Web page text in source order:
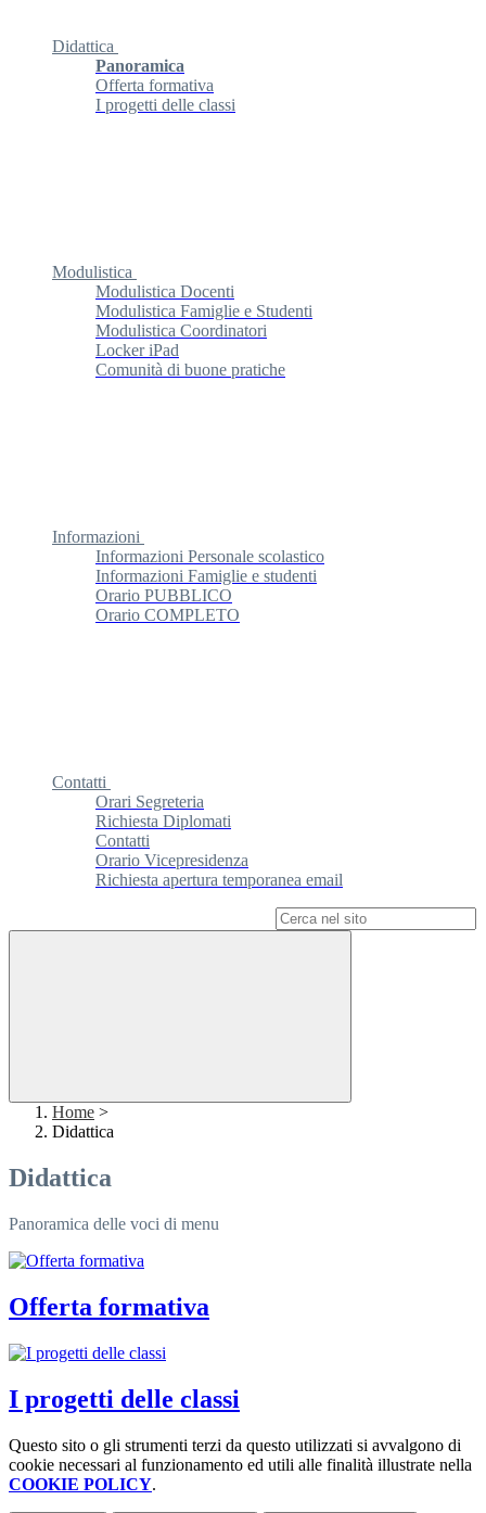
Didattica
Panoramica
Offerta formativa
I progetti delle classi
Modulistica
Modulistica Docenti
Modulistica Famiglie e Studenti
Modulistica Coordinatori
Locker iPad
Comunità di buone pratiche
Informazioni
Informazioni Personale scolastico
Informazioni Famiglie e studenti
Orario PUBBLICO
Orario COMPLETO
Contatti
Orari Segreteria
Richiesta Diplomati
Contatti
Orario Vicepresidenza
Richiesta apertura temporanea email
Home >
Didattica
Didattica
Panoramica delle voci di menu
Offerta formativa
I progetti delle classi
Questo sito o gli strumenti terzi da questo utilizzati si avvalgono di
cookie necessari al funzionamento ed utili alle finalità illustrate nella
COOKIE POLICY.